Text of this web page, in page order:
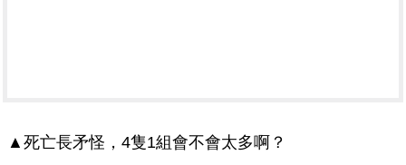
▲死亡長矛怪，4隻1組會不會太多啊？